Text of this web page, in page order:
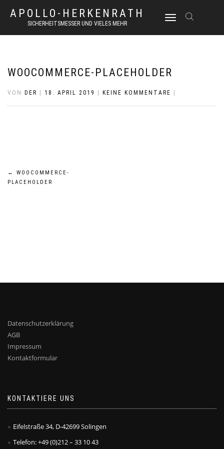
APOLLO-HERKENRATH
SICHERHEITSMESSER UND VIELES MEHR
NAVIGATION
WOOCOMMERCE-PLACEHOLDER
VON DER 18. APRIL 2019 KEINE KOMMENTARE
Beitrags-
←
WOOCOMMERCE-
PLACEHOLDER
Datenschutzerklärung
AGB
Impressum
Kontaktformular
KONTAKTIERE UNS
Eifelstraße 34, D-42699 Solingen
Telefon: +49 (0)212 – 33 10 43